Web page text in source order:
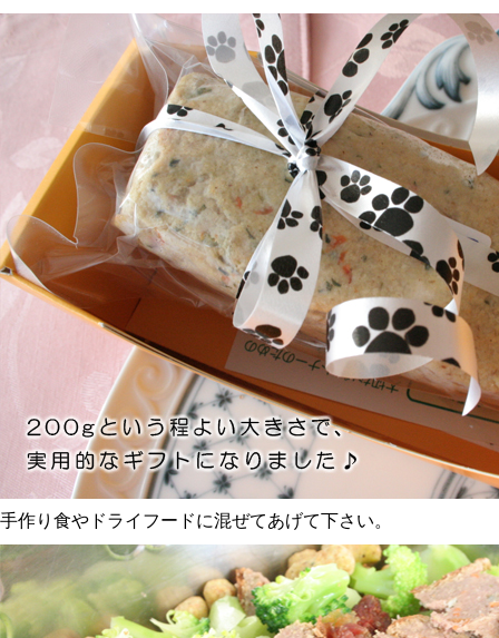
手作り食やドライフードに混ぜてあげて下さい。